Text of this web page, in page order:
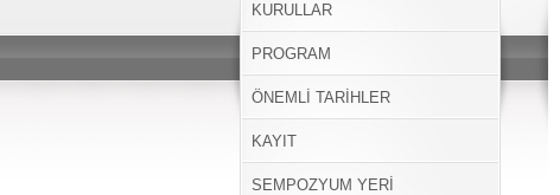
KURULLAR
PROGRAM
ÖNEMLİ TARİHLER
KAYIT
SEMPOZYUM YERİ